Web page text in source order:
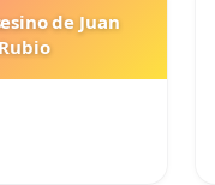
de Juan